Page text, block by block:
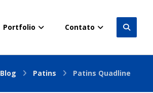
Portfolio Contato
Blog Patins Patins Quadline